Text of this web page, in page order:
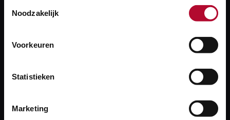
Noodzakelijk
Voorkeuren
Statistieken
Marketing
We helpen je graag! We reageren op werkdagen